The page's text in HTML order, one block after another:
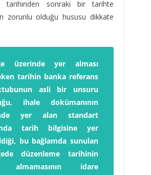
tarihinden sonraki bir tarihte
zorunlu olduğu hususu dikkate
üzerinde yer alması
tarihin banka referans
asli bir unsuru
ihale dokümanının
yer alan standart
tarih bilgisine yer
bubağlamda sunulan
düzenleme tarihinin
almamasının idare